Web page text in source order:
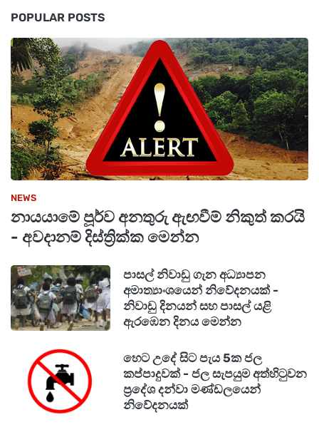
මේ අතර වතු කම්කරු වැටුප් වැඩි කිරීම
සම්බන්ධයෙන්ද මෙහිදී අවධානය යොමුව ඇති අතර
එහිදී අදහස් දක්වමින් කම්කරු නියෝජ්‍ය අමාත්‍ය
මහින්ද ජයසිංහ මහතා සඳහන් කර ඇත්තේ වතු
සේවක වැටුප් වැඩි කිරීම සම්බන්ධයෙන් සුබවාදී
බලාපොරොත්තුවක් තබා ගත හැකි බවය.
POPULAR POSTS
NEWS
නායයාමේ පූර්ව අනතුරු ඇඟවීම් නිකුත් කරයි
- අවදානම් දිස්ත්‍රික්ක මෙන්න
පාසල් නිවාඩු ගැන අධ්‍යාපන
අමාත්‍යාංශයෙන් නිවේදනයක් -
නිවාඩු දිනයන් සහ පාසල් යළි
ඇරඹෙන දිනය මෙන්න
හෙට උදේ සිට පැය 5ක ජල
කප්පාදුවක් - ජල සැපයුම අත්හිටුවන
ප්‍රදේශ දන්වා මණ්ඩලයෙන්
නිවේදනයක්